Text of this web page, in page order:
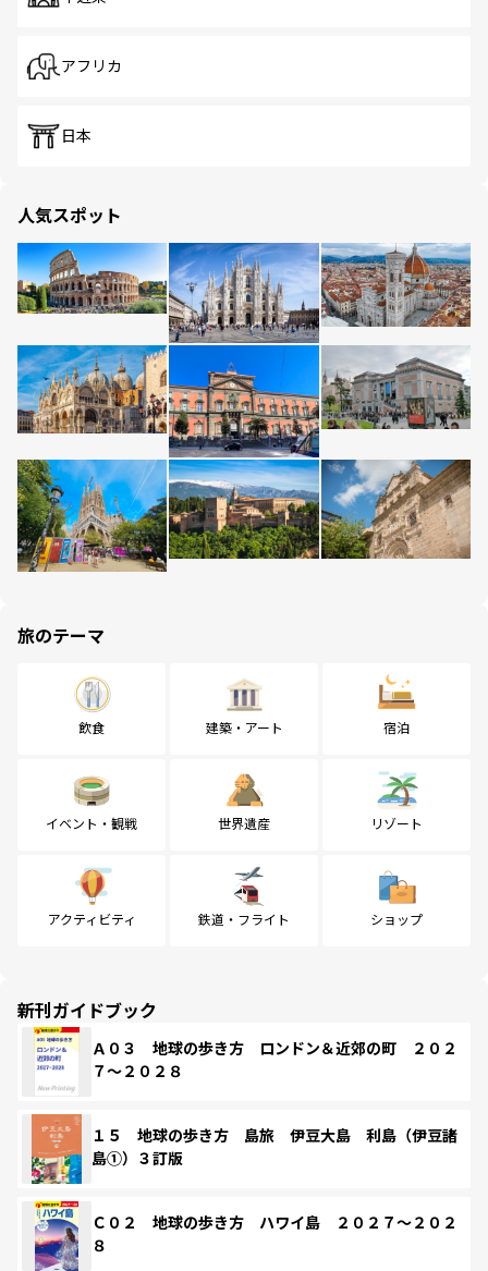
アフリカ
日本
人気スポット
旅のテーマ
飲食 建築・アート 宿泊
イベント・観戦 世界遺産 リゾート
アクティビティ 鉄道・フライト ショップ
新刊ガイドブック
Ａ０３ 地球の歩き方 ロンドン＆近郊の町 ２０２
７～２０２８
１５ 地球の歩き方 島旅 伊豆大島 利島（伊豆諸
島①）３訂版
Ｃ０２ 地球の歩き方 ハワイ島 ２０２７～２０２
８